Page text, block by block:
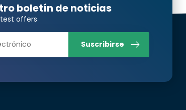
boletín de noticias
offers
Suscribirse